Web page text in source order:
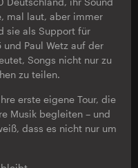
mal laut, aber immer
sie als Support für
und Paul Wetz auf der
Songs nicht nur zu
zu teilen.
erste eigene Tour, die
Musik begleiten – und
dass es nicht nur um